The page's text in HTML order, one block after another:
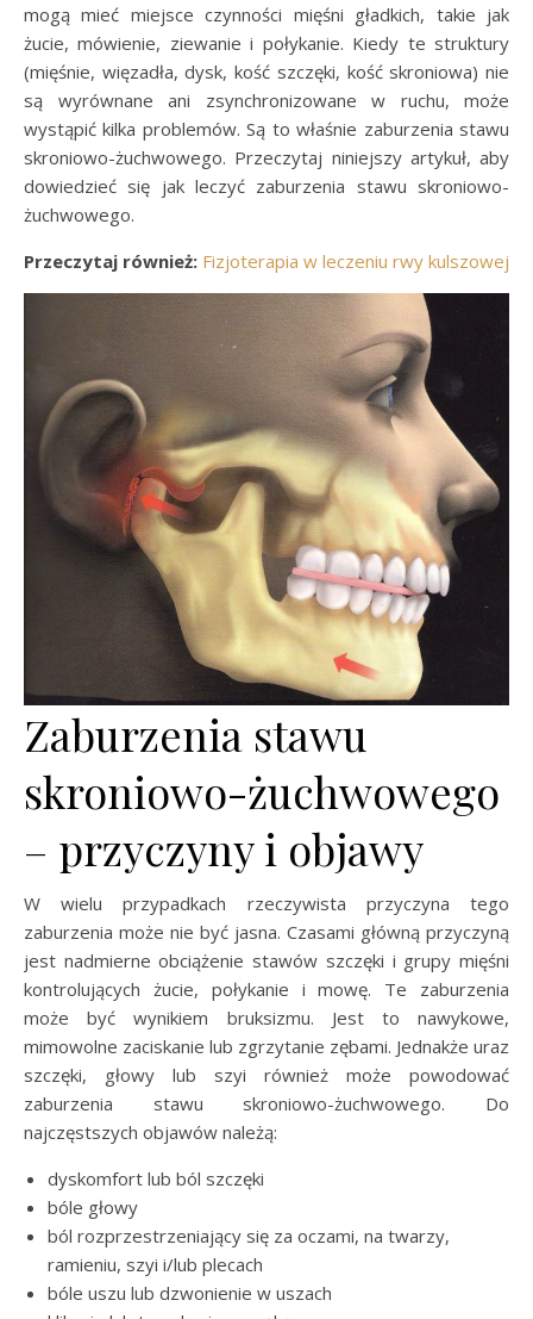
mogą mieć miejsce czynności mięśni gładkich, takie jak
żucie, mówienie, ziewanie i połykanie. Kiedy te struktury
(mięśnie, więzadła, dysk, kość szczęki, kość skroniowa) nie
są wyrównane ani zsynchronizowane w ruchu, może
wystąpić kilka problemów. Są to właśnie zaburzenia stawu
skroniowo-żuchwowego. Przeczytaj niniejszy artykuł, aby
dowiedzieć się jak leczyć zaburzenia stawu skroniowo-
żuchwowego.
Przeczytaj również: Fizjoterapia w leczeniu rwy kulszowej
Zaburzenia stawu
skroniowo-żuchwowego
– przyczyny i objawy
W wielu przypadkach rzeczywista przyczyna tego
zaburzenia może nie być jasna. Czasami główną przyczyną
jest nadmierne obciążenie stawów szczęki i grupy mięśni
kontrolujących żucie, połykanie i mowę. Te zaburzenia
może być wynikiem bruksizmu. Jest to nawykowe,
mimowolne zaciskanie lub zgrzytanie zębami. Jednakże uraz
szczęki, głowy lub szyi również może powodować
zaburzenia stawu skroniowo-żuchwowego. Do
najczęstszych objawów należą:
dyskomfort lub ból szczęki
bóle głowy
ból rozprzestrzeniający się za oczami, na twarzy,
ramieniu, szyi i/lub plecach
bóle uszu lub dzwonienie w uszach